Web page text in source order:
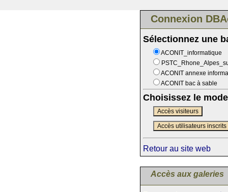
Connexion
Sélectionnez une
ACONIT_informatique
ACONIT annexe
ACONIT bac à sable
Choisissez le
Accès visiteurs
Accès utilisateurs inscrits
Retour au site web
Accès aux galeries